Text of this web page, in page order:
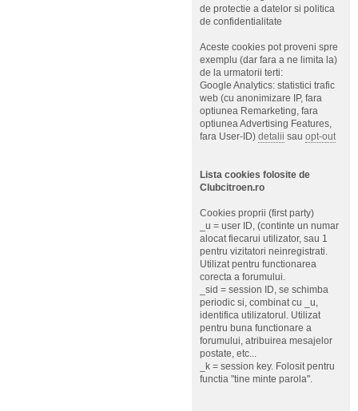
de protectie a datelor si politica
de confidentialitate
Aceste cookies pot proveni spre
exemplu (dar fara a ne limita la)
de la urmatorii terti:
Google Analytics: statistici trafic
web (cu anonimizare IP, fara
optiunea Remarketing, fara
optiunea Advertising Features,
fara User-ID) detalii sau opt-out
Lista cookies folosite de
Clubcitroen.ro
Cookies proprii (first party)
_u = user ID, (continte un numar
alocat fiecarui utilizator, sau 1
pentru vizitatori neinregistrati.
Utilizat pentru functionarea
corecta a forumului.
_sid = session ID, se schimba
periodic si, combinat cu _u,
identifica utilizatorul. Utilizat
pentru buna functionare a
forumului, atribuirea mesajelor
postate, etc...
_k = session key. Folosit pentru
functia "tine minte parola".